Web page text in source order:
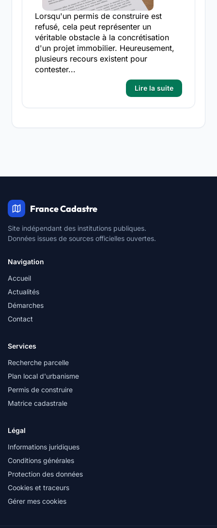
Lorsqu'un permis de construire est
refusé, cela peut représenter un
véritable obstacle à la concrétisation
d'un projet immobilier. Heureusement,
plusieurs recours existent pour
contester...
Lire la suite
France Cadastre
Site indépendant des institutions publiques.
Données issues de sources officielles ouvertes.
Navigation
Accueil
Actualités
Démarches
Contact
Services
Recherche parcelle
Plan local d'urbanisme
Permis de construire
Matrice cadastrale
Légal
Informations juridiques
Conditions générales
Protection des données
Cookies et traceurs
Gérer mes cookies